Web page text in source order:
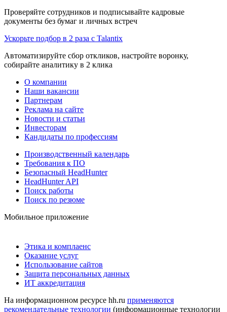
Проверяйте сотрудников и подписывайте кадровые
документы без бумаг и личных встреч
Ускорьте подбор в 2 раза с Talantix
Автоматизируйте сбор откликов, настройте воронку,
собирайте аналитику в 2 клика
О компании
Наши вакансии
Партнерам
Реклама на сайте
Новости и статьи
Инвесторам
Кандидаты по профессиям
Производственный календарь
Требования к ПО
Безопасный HeadHunter
HeadHunter API
Поиск работы
Поиск по резюме
Мобильное приложение
Этика и комплаенс
Оказание услуг
Использование сайтов
Защита персональных данных
ИТ аккредитация
На информационном ресурсе hh.ru применяются
рекомендательные технологии (информационные технологии